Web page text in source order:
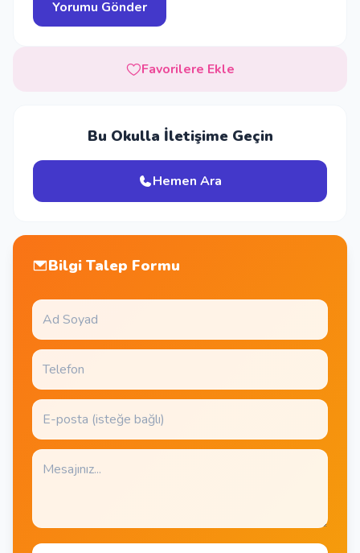
Favorilere Ekle
Bu Okulla İletişime Geçin
Hemen Ara
Bilgi Talep Formu